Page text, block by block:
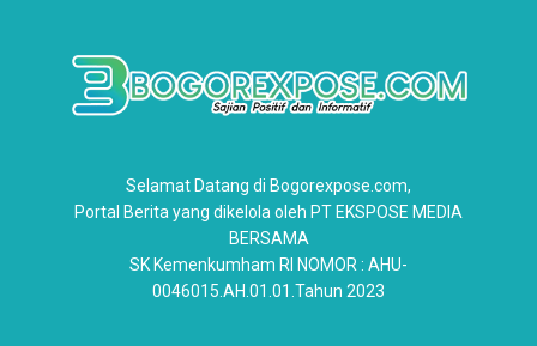
Selamat Datang di Bogorexpose.com,
Portal Berita yang dikelola oleh PT EKSPOSE MEDIA
BERSAMA
SK Kemenkumham RI NOMOR : AHU-
0046015.AH.01.01.Tahun 2023